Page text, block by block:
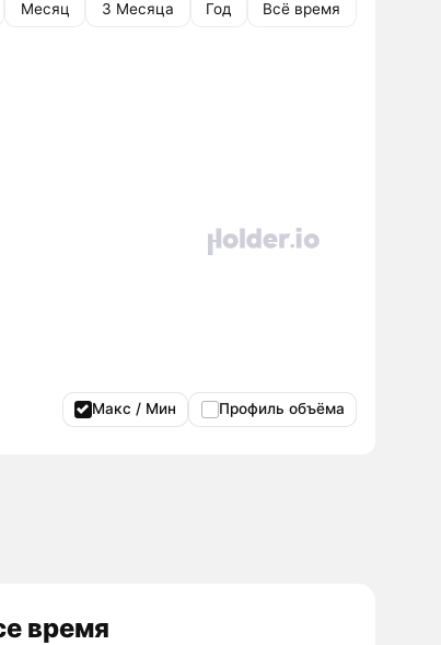
Месяц 3 Месяца Год Всё время
Макс / Мин Профиль объёма
время